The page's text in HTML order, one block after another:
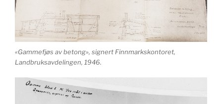
«Gammefjøs av betong», signert Finnmarkskontoret,
Landbruksavdelingen, 1946.